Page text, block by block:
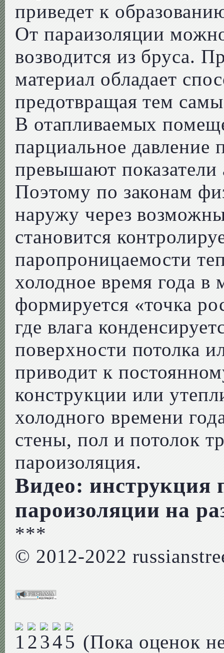
приведет к
От параизоляции
возводится из бруса.
материал обладает
предотвращая тем
В отапливаемых
парциальное давление
превышают показатели
Поэтому по законам
наружу через
становится
паропроницаемости
холодное время года в
формируется «точка
где влага
поверхности потолка
приводит к
конструкции или
холодного времени
стены, пол и потолок
пароизоляция.
Видео: инструкция
пароизоляции на
***
© 2012-2022
(Пока оценок